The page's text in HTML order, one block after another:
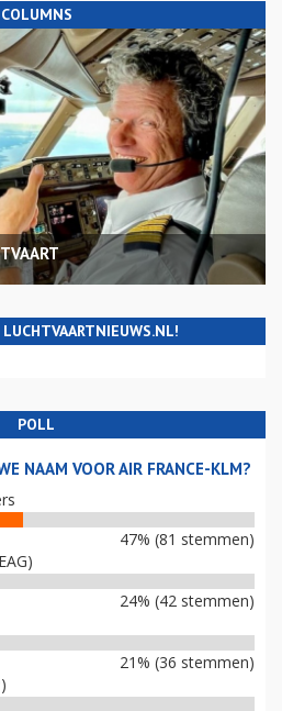
COLUMNS
LUCHTVAARTNIEUWS.NL!
POLL
NAAM VOOR AIR FRANCE-KLM?
47% (81 stemmen)
24% (42 stemmen)
21% (36 stemmen)